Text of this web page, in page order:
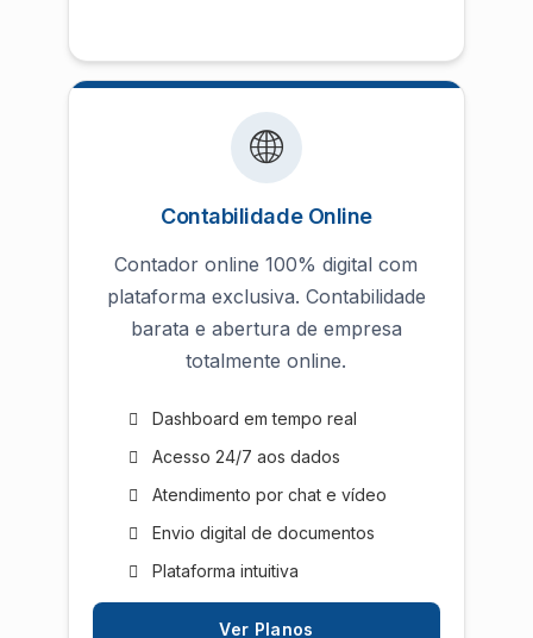
🌐
Contabilidade Online
Contador online 100% digital com
plataforma exclusiva. Contabilidade
barata e abertura de empresa
totalmente online.
Dashboard em tempo real
Acesso 24/7 aos dados
Atendimento por chat e vídeo
Envio digital de documentos
Plataforma intuitiva
Ver Planos